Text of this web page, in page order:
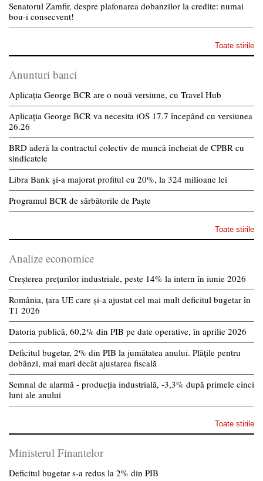
Senatorul Zamfir, despre plafonarea dobanzilor la credite: numai
bou-i consecvent!
Toate stirile
Anunturi banci
Aplicația George BCR are o nouă versiune, cu Travel Hub
Aplicația George BCR va necesita iOS 17.7 începând cu versiunea
26.26
BRD aderă la contractul colectiv de muncă încheiat de CPBR cu
sindicatele
Libra Bank și-a majorat profitul cu 20%, la 324 milioane lei
Programul BCR de sărbătorile de Paște
Toate stirile
Analize economice
Creșterea prețurilor industriale, peste 14% la intern în iunie 2026
România, țara UE care și-a ajustat cel mai mult deficitul bugetar în
T1 2026
Datoria publică, 60,2% din PIB pe date operative, în aprilie 2026
Deficitul bugetar, 2% din PIB la jumătatea anului. Plățile pentru
dobânzi, mai mari decât ajustarea fiscală
Semnal de alarmă - producția industrială, -3,3% după primele cinci
luni ale anului
Toate stirile
Ministerul Finantelor
Deficitul bugetar s-a redus la 2% din PIB